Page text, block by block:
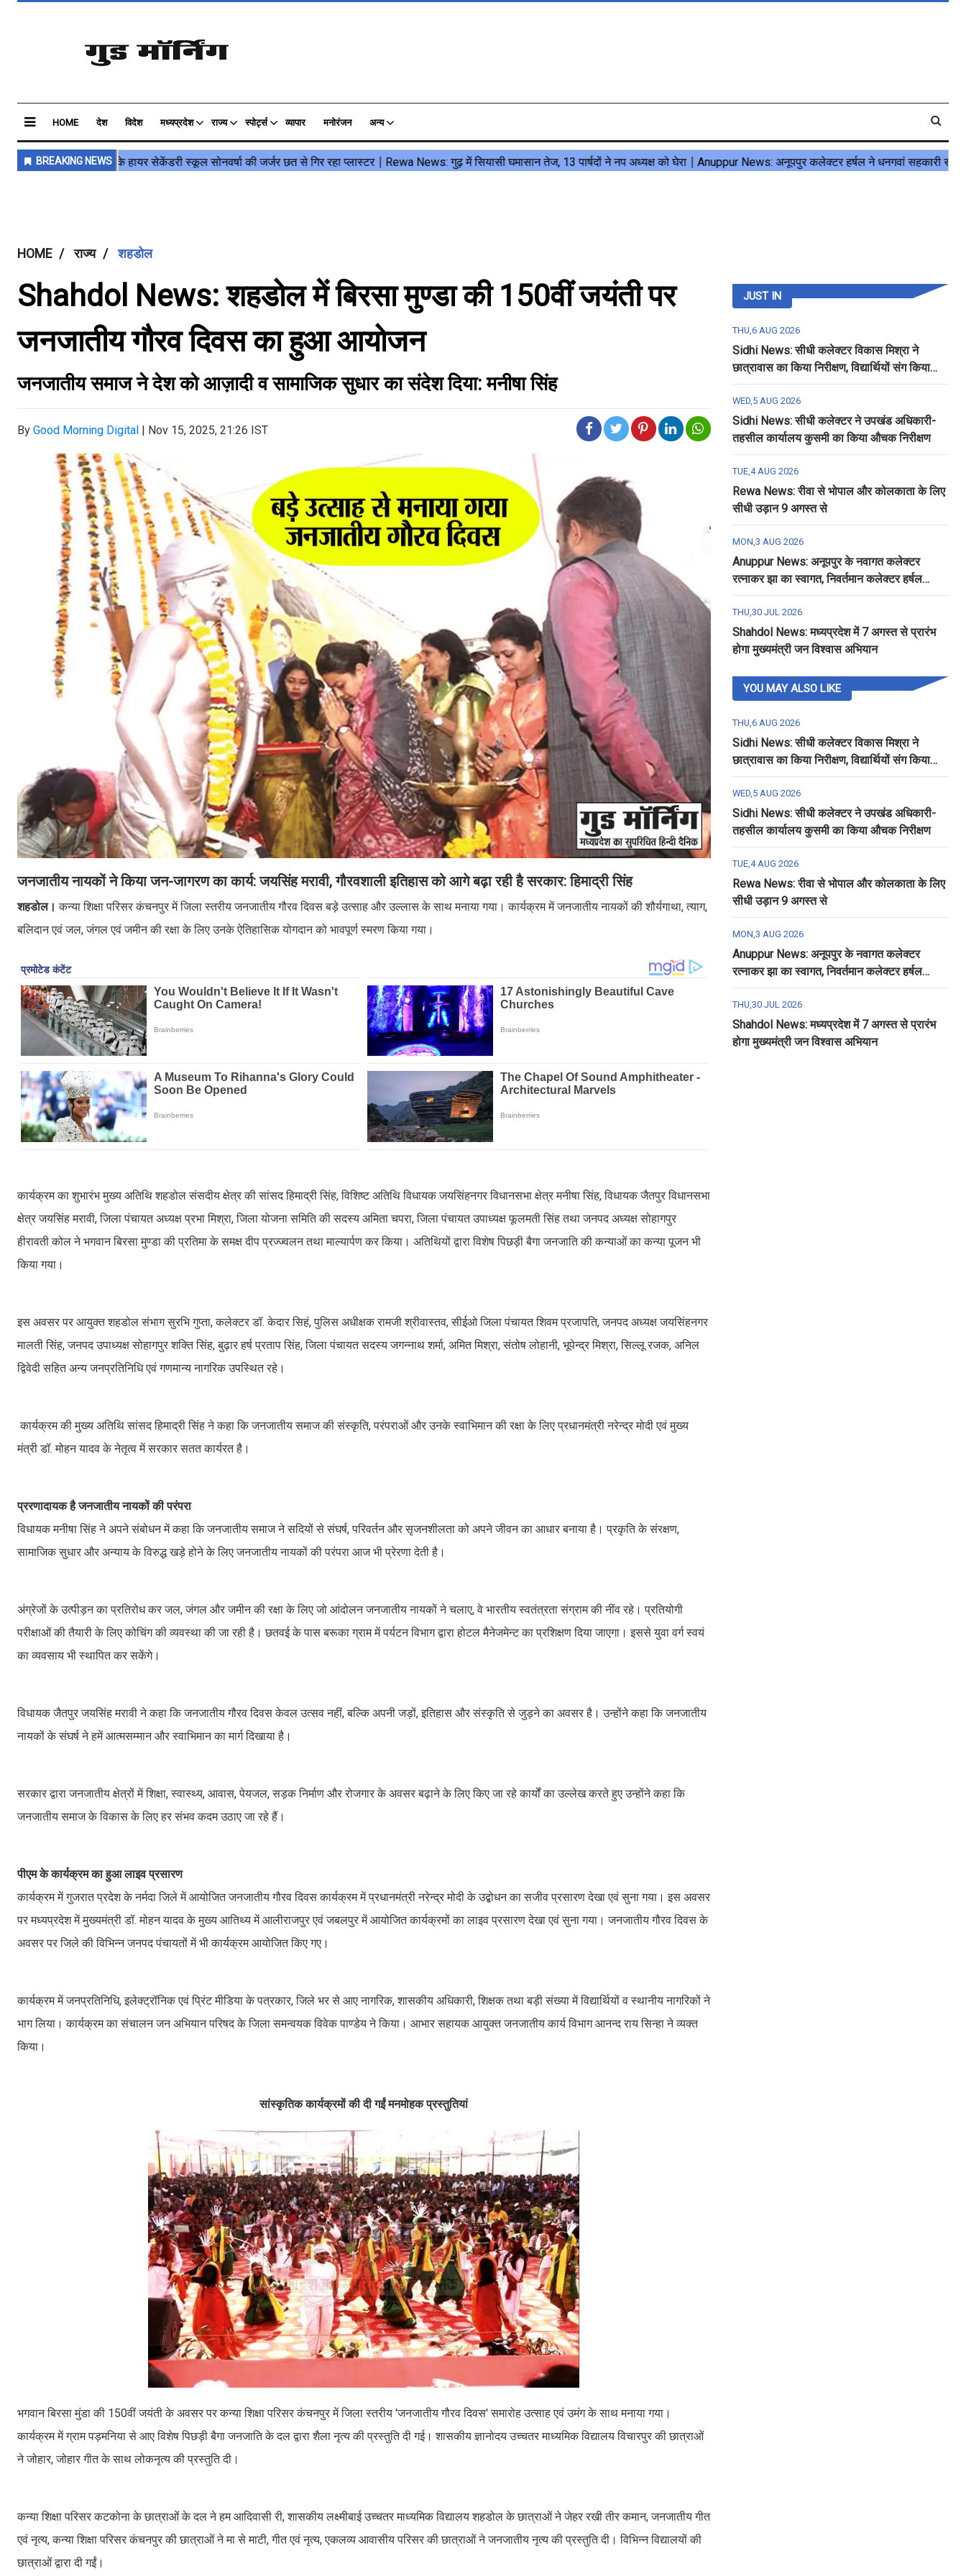
HOME देश विदेश मध्यप्रदेश राज्य स्पोर्ट्स व्यापार मनोरंजन अन्य
HOME राज्य शहडोल
Shahdol News: शहडोल में बिरसा मुण्डा की 150वीं जयंती पर
जनजातीय गौरव दिवस का हुआ आयोजन
जनजातीय समाज ने देश को आज़ादी व सामाजिक सुधार का संदेश दिया: मनीषा सिंह
By Good Morning Digital | Nov 15, 2025, 21:26 IST
जनजातीय नायकों ने किया जन-जागरण का कार्य: जयसिंह मरावी, गौरवशाली इतिहास को आगे बढ़ा रही है सरकार: हिमाद्री सिंह
शहडोल।कन्या शिक्षा परिसर कंचनपुर में जिला स्तरीय जनजातीय गौरव दिवस बड़े उत्साह और उल्लास के साथ मनाया गया। कार्यक्रम में जनजातीय नायकों की शौर्यगाथा, त्याग,
बलिदान एवं जल, जंगल एवं जमीन की रक्षा के लिए उनके ऐतिहासिक योगदान को भावपूर्ण स्मरण किया गया।
कार्यक्रम का शुभारंभ मुख्य अतिथि शहडोल संसदीय क्षेत्र की सांसद हिमाद्री सिंह, विशिष्ट अतिथि विधायक जयसिंहनगर विधानसभा क्षेत्र मनीषा सिंह, विधायक जैतपुर विधानसभा
क्षेत्र जयसिंह मरावी, जिला पंचायत अध्यक्ष प्रभा मिश्रा, जिला योजना समिति की सदस्य अमिता चपरा, जिला पंचायत उपाध्यक्ष फूलमती सिंह तथा जनपद अध्यक्ष सोहागपुर
हीरावती कोल ने भगवान बिरसा मुण्डा की प्रतिमा के समक्ष दीप प्रज्ज्वलन तथा माल्यार्पण कर किया। अतिथियों द्वारा विशेष पिछड़ी बैगा जनजाति की कन्याओं का कन्या पूजन भी
किया गया।
इस अवसर पर आयुक्त शहडोल संभाग सुरभि गुप्ता, कलेक्टर डॉ. केदार सिहं, पुलिस अधीक्षक रामजी श्रीवास्तव, सीईओ जिला पंचायत शिवम प्रजापति, जनपद अध्यक्ष जयसिंहनगर
मालती सिंह, जनपद उपाध्यक्ष सोहागपुर शक्ति सिंह, बुढ़ार हर्ष प्रताप सिंह, जिला पंचायत सदस्य जगन्नाथ शर्मा, अमित मिश्रा, संतोष लोहानी, भूपेन्द्र मिश्रा, सिल्लू रजक, अनिल
द्विवेदी सहित अन्य जनप्रतिनिधि एवं गणमान्य नागरिक उपस्थित रहे।
कार्यक्रम की मुख्य अतिथि सांसद हिमाद्री सिंह ने कहा कि जनजातीय समाज की संस्कृति, परंपराओं और उनके स्वाभिमान की रक्षा के लिए प्रधानमंत्री नरेन्द्र मोदी एवं मुख्य
मंत्री डॉ. मोहन यादव के नेतृत्व में सरकार सतत कार्यरत है।
प्ररणादायक है जनजातीय नायकों की परंपरा
विधायक मनीषा सिंह ने अपने संबोधन में कहा कि जनजातीय समाज ने सदियों से संघर्ष, परिवर्तन और सृजनशीलता को अपने जीवन का आधार बनाया है। प्रकृति के संरक्षण,
सामाजिक सुधार और अन्याय के विरुद्ध खड़े होने के लिए जनजातीय नायकों की परंपरा आज भी प्रेरणा देती है।
अंग्रेजों के उत्पीड़न का प्रतिरोध कर जल, जंगल और जमीन की रक्षा के लिए जो आंदोलन जनजातीय नायकों ने चलाए, वे भारतीय स्वतंत्रता संग्राम की नींव रहे। प्रतियोगी
परीक्षाओं की तैयारी के लिए कोचिंग की व्यवस्था की जा रही है। छतवई के पास बरूका ग्राम में पर्यटन विभाग द्वारा होटल मैनेजमेन्ट का प्रशिक्षण दिया जाएगा। इससे युवा वर्ग स्वयं
का व्यवसाय भी स्थापित कर सकेंगे।
विधायक जैतपुर जयसिंह मरावी ने कहा कि जनजातीय गौरव दिवस केवल उत्सव नहीं, बल्कि अपनी जड़ों, इतिहास और संस्कृति से जुड़ने का अवसर है। उन्होंने कहा कि जनजातीय
नायकों के संघर्ष ने हमें आत्मसम्मान और स्वाभिमान का मार्ग दिखाया है।
सरकार द्वारा जनजातीय क्षेत्रों में शिक्षा, स्वास्थ्य, आवास, पेयजल, सड़क निर्माण और रोजगार के अवसर बढ़ाने के लिए किए जा रहे कार्यों का उल्लेख करते हुए उन्होंने कहा कि
जनजातीय समाज के विकास के लिए हर संभव कदम उठाए जा रहे हैं।
पीएम के कार्यक्रम का हुआ लाइव प्रसारण
कार्यक्रम में गुजरात प्रदेश के नर्मदा जिले में आयोजित जनजातीय गौरव दिवस कार्यक्रम में प्रधानमंत्री नरेन्द्र मोदी के उद्बोधन का सजीव प्रसारण देखा एवं सुना गया। इस अवसर
पर मध्यप्रदेश में मुख्यमंत्री डॉ. मोहन यादव के मुख्य आतिथ्य में आलीराजपुर एवं जबलपुर में आयोजित कार्यक्रमों का लाइव प्रसारण देखा एवं सुना गया। जनजातीय गौरव दिवस के
अवसर पर जिले की विभिन्न जनपद पंचायतों में भी कार्यक्रम आयोजित किए गए।
कार्यक्रम में जनप्रतिनिधि, इलेक्ट्रॉनिक एवं प्रिंट मीडिया के पत्रकार, जिले भर से आए नागरिक, शासकीय अधिकारी, शिक्षक तथा बड़ी संख्या में विद्यार्थियों व स्थानीय नागरिकों ने
भाग लिया। कार्यक्रम का संचालन जन अभियान परिषद के जिला समन्वयक विवेक पाण्डेय ने किया। आभार सहायक आयुक्त जनजातीय कार्य विभाग आनन्द राय सिन्हा ने व्यक्त
किया।
सांस्कृतिक कार्यक्रमों की दी गईं मनमोहक प्रस्तुतियां
भगवान बिरसा मुंडा की 150वीं जयंती के अवसर पर कन्या शिक्षा परिसर कंचनपुर में जिला स्तरीय 'जनजातीय गौरव दिवस' समारोह उत्साह एवं उमंग के साथ मनाया गया।
कार्यक्रम में ग्राम पड़मनिया से आए विशेष पिछड़ी बैगा जनजाति के दल द्वारा शैला नृत्य की प्रस्तुति दी गई। शासकीय ज्ञानोदय उच्चतर माध्यमिक विद्यालय विचारपुर की छात्राओं
ने जोहार, जोहार गीत के साथ लोकनृत्य की प्रस्तुति दी।
कन्या शिक्षा परिसर कटकोना के छात्राओं के दल ने हम आदिवासी री, शासकीय लक्ष्मीबाई उच्चतर माध्यमिक विद्यालय शहडोल के छात्राओं ने जेहर रखी तीर कमान, जनजातीय गीत
एवं नृत्य, कन्या शिक्षा परिसर कंचनपुर की छात्राओं ने मा से माटी, गीत एवं नृत्य, एकलव्य आवासीय परिसर की छात्राओं ने जनजातीय नृत्य की प्रस्तुति दी। विभिन्न विद्यालयों की
छात्राओं द्वारा दी गईं।
JUST IN
THU,6 AUG 2026
Sidhi News: सीधी कलेक्टर विकास मिश्रा ने
छात्रावास का किया निरीक्षण, विद्यार्थियों संग किया
रात्रि भोजन
WED,5 AUG 2026
Sidhi News: सीधी कलेक्टर ने उपखंड अधिकारी-
तहसील कार्यालय कुसमी का किया औचक निरीक्षण
TUE,4 AUG 2026
Rewa News: रीवा से भोपाल और कोलकाता के लिए
सीधी उड़ान 9 अगस्त से
MON,3 AUG 2026
Anuppur News: अनूपपुर के नवागत कलेक्टर
रत्नाकर झा का स्वागत, निवर्तमान कलेक्टर हर्षल
पंचोली को दी गई विदाई
THU,30 JUL 2026
Shahdol News: मध्यप्रदेश में 7 अगस्त से प्रारंभ
होगा मुख्यमंत्री जन विश्वास अभियान
YOU MAY ALSO LIKE
THU,6 AUG 2026
Sidhi News: सीधी कलेक्टर विकास मिश्रा ने
छात्रावास का किया निरीक्षण, विद्यार्थियों संग किया
रात्रि भोजन
WED,5 AUG 2026
Sidhi News: सीधी कलेक्टर ने उपखंड अधिकारी-
तहसील कार्यालय कुसमी का किया औचक निरीक्षण
TUE,4 AUG 2026
Rewa News: रीवा से भोपाल और कोलकाता के लिए
सीधी उड़ान 9 अगस्त से
MON,3 AUG 2026
Anuppur News: अनूपपुर के नवागत कलेक्टर
रत्नाकर झा का स्वागत, निवर्तमान कलेक्टर हर्षल
पंचोली को दी गई विदाई
THU,30 JUL 2026
Shahdol News: मध्यप्रदेश में 7 अगस्त से प्रारंभ
होगा मुख्यमंत्री जन विश्वास अभियान